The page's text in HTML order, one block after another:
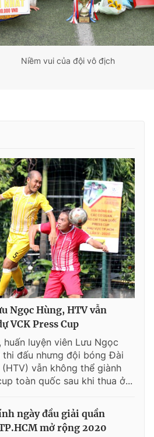
Niềm vui của đội vô địch
Ngọc Hùng, HTV vẫn
VCK Press Cup
luyện viên Lưu Ngọc
đấu nhưng đội bóng Đài
vẫn không thể giành
toàn quốc sau khi thua ở...
ngày đầu giải quần
mở rộng 2020